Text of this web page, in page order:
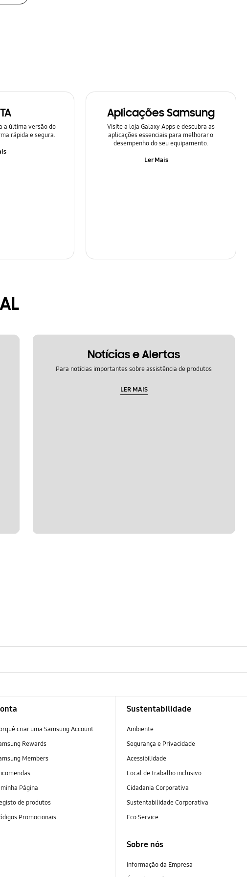
a última versão do
rápida e segura.
Aplicações Samsung
Visite a loja Galaxy Apps e descubra as
aplicações essenciais para melhorar o
desempenho do seu equipamento.
Ler Mais
Notícias e Alertas
Para notícias importantes sobre assistência de produtos
LER MAIS
criar uma Samsung Account
Rewards
Members
Página
de produtos
Promocionais
Sustentabilidade
Ambiente
Segurança e Privacidade
Acessibilidade
Local de trabalho inclusivo
Cidadania Corporativa
Sustentabilidade Corporativa
Eco Service
Sobre nós
Informação da Empresa